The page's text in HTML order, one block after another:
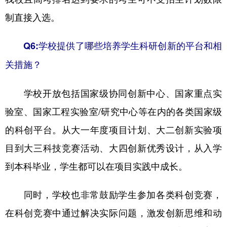
制直接入选。
Q6:学校提供了哪些培养学生科研创新的平台和相
关措施？
学校开放包括国家级协同创新中心、国家重点实
验室、国家工程实验室/研究中心等在内的各类国家级
的科创平台。从大一年度项目计划、大二创新实验项
目到大三科技竞赛活动、大四创新优秀设计，从入学
到本科毕业，学生都可以在项目实践中成长。
同时，学校也非常鼓励学生参加各类科创竞赛，
在科创竞赛中通过解决实际问题，激发创新思维和动